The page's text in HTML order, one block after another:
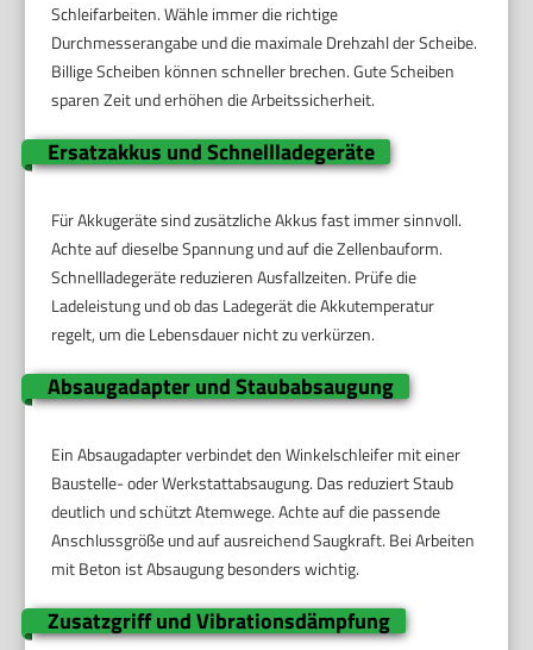
Schleifarbeiten. Wähle immer die richtige
Durchmesserangabe und die maximale Drehzahl der Scheibe.
Billige Scheiben können schneller brechen. Gute Scheiben
sparen Zeit und erhöhen die Arbeitssicherheit.
Ersatzakkus und Schnellladegeräte
Für Akkugeräte sind zusätzliche Akkus fast immer sinnvoll.
Achte auf dieselbe Spannung und auf die Zellenbauform.
Schnellladegeräte reduzieren Ausfallzeiten. Prüfe die
Ladeleistung und ob das Ladegerät die Akkutemperatur
regelt, um die Lebensdauer nicht zu verkürzen.
Absaugadapter und Staubabsaugung
Ein Absaugadapter verbindet den Winkelschleifer mit einer
Baustelle- oder Werkstattabsaugung. Das reduziert Staub
deutlich und schützt Atemwege. Achte auf die passende
Anschlussgröße und auf ausreichend Saugkraft. Bei Arbeiten
mit Beton ist Absaugung besonders wichtig.
Zusatzgriff und Vibrationsdämpfung